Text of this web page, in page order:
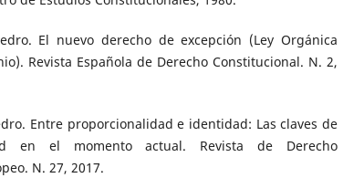
El nuevo derecho de excepción (Ley Orgánica
Revista Española de Derecho Constitucional. N. 2,
Entre proporcionalidad e identidad: Las claves de
en el momento actual. Revista de Derecho
N. 27, 2017.